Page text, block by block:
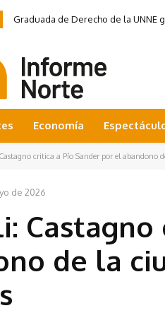
Graduada de Derecho de la UNNE
Economía
critica a Pío Sander por el abandono
de 2026
de la